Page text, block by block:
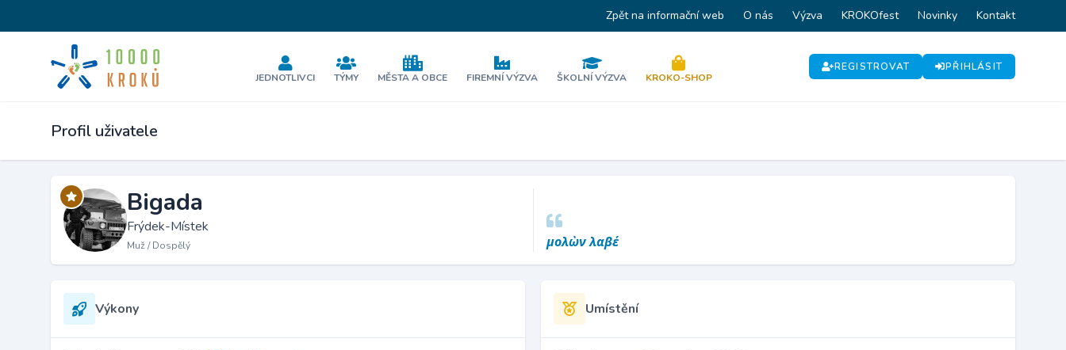
Zpět na informační web O nás Výzva KROKOfest Novinky Kontakt
JEDNOTLIVCI TÝMY MĚSTA A OBCE FIREMNÍ VÝZVA ŠKOLNÍ VÝZVA KROKO-SHOP
REGISTROVAT PŘIHLÁSIT
Profil uživatele
Bigada
Frýdek-Místek
Muž / Dospělý μολὼν λαβέ
Výkony Umístění